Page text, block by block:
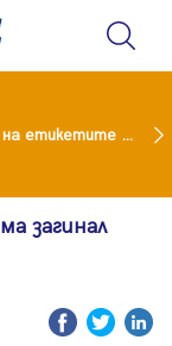
От 9 август цените на етикетите само в евро
загинал